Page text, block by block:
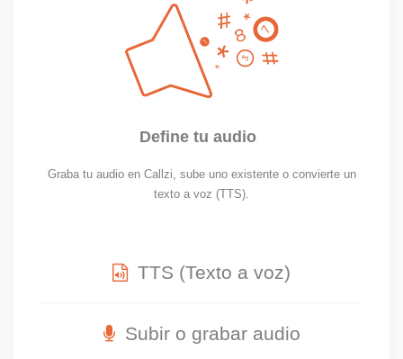
Define tu audio
Graba tu audio en Callzi, sube uno existente o convierte un
texto a voz (TTS).
TTS (Texto a voz)
Subir o grabar audio